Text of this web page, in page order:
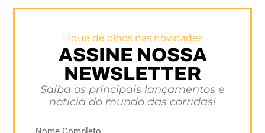
Fique de olhos nas novidades
ASSINE NOSSA
NEWSLETTER
Saiba os principais lançamentos e
noticia do mundo das corridas!